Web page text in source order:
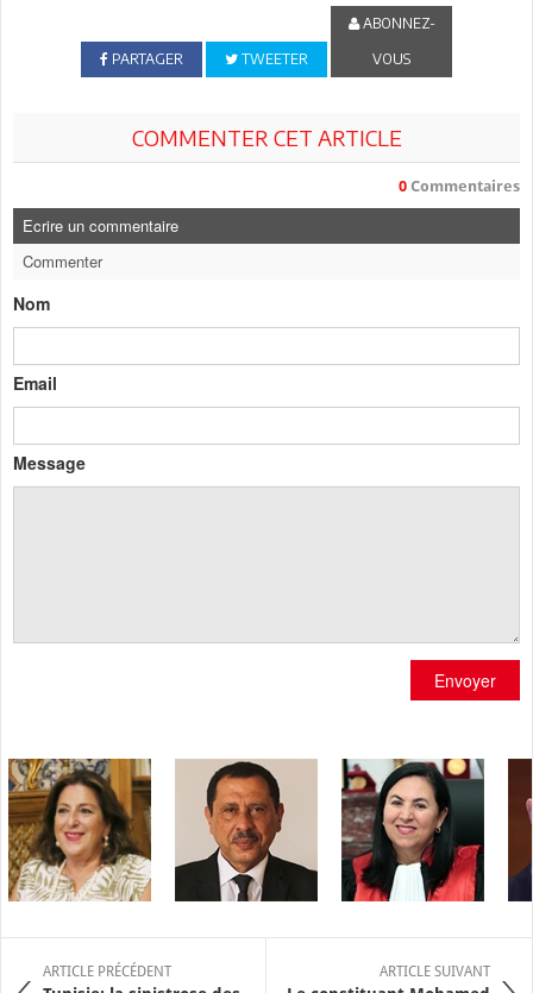
PARTAGER TWEETER
ABONNEZ-
VOUS
COMMENTER CET ARTICLE
0 Commentaires
Ecrire un commentaire
Commenter
Nom
Email
Message
Envoyer
ARTICLE PRÉCÉDENT ARTICLE SUIVANT